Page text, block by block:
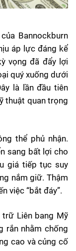
Bannockburn
áp lực đáng kể
vọng đã đẩy lợi
quý xuống dưới
là lần đầu tiên
thuật quan trọng
thể phủ nhận.
sang bất lợi cho
giá tiếp tục suy
nắm giữ. Thậm
việc “bắt đáy”.
Liên bang Mỹ
rắn nhằm chống
cao và củng cố